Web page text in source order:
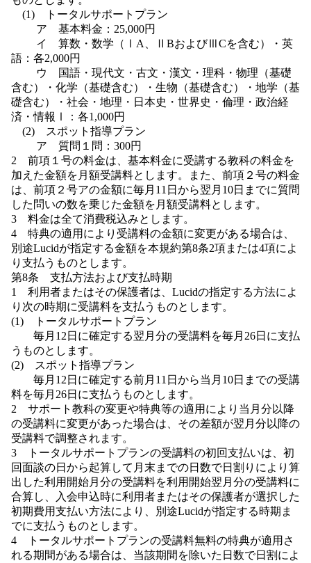
(1) トータルサポートプラン
ア 基本料金：25,000円
イ 算数・数学（ⅠA、ⅡBおよびⅢCを含む）・英
語：各2,000円
ウ 国語・現代文・古文・漢文・理科・物理（基礎
含む）・化学（基礎含む）・生物（基礎含む）・地学（基
礎含む）・社会・地理・日本史・世界史・倫理・政治経
済・情報Ⅰ：各1,000円
(2) スポット指導プラン
ア 質問１問：300円
2 前項１号の料金は、基本料金に受講する教科の料金を
加えた金額を月額受講料とします。また、前項２号の料金
は、前項２号アの金額に毎月11日から翌月10日までに質問
した問いの数を乗じた金額を月額受講料とします。
3 料金は全て消費税込みとします。
4 特典の適用により受講料の金額に変更がある場合は、
別途Lucidが指定する金額を本規約第8条2項または4項によ
り支払うものとします。
第8条 支払方法および支払時期
1 利用者またはその保護者は、Lucidの指定する方法によ
り次の時期に受講料を支払うものとします。
(1) トータルサポートプラン
毎月12日に確定する翌月分の受講料を毎月26日に支払
うものとします。
(2) スポット指導プラン
毎月12日に確定する前月11日から当月10日までの受講
料を毎月26日に支払うものとします。
2 サポート教科の変更や特典等の適用により当月分以降
の受講料に変更があった場合は、その差額が翌月分以降の
受講料で調整されます。
3 トータルサポートプランの受講料の初回支払いは、初
回面談の日から起算して月末までの日数で日割りにより算
出した利用開始月分の受講料を利用開始翌月分の受講料に
合算し、入会申込時に利用者またはその保護者が選択した
初期費用支払い方法により、別途Lucidが指定する時期ま
でに支払うものとします。
4 トータルサポートプランの受講料無料の特典が適用さ
れる期間がある場合は、当該期間を除いた日数で日割によ